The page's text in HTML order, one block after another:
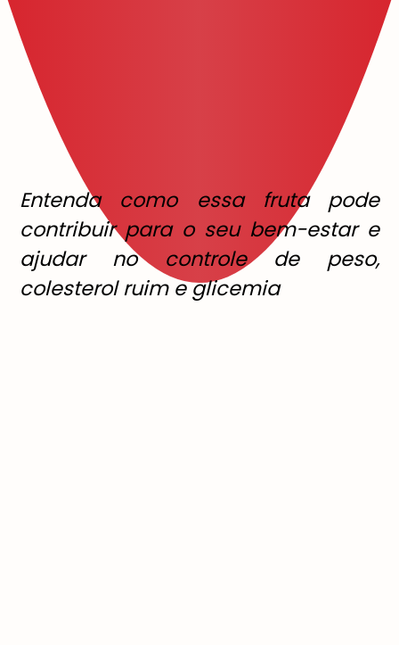
Entenda como essa fruta pode
contribuir para o seu bem-estar e
ajudar no controle de peso,
colesterol ruim e glicemia